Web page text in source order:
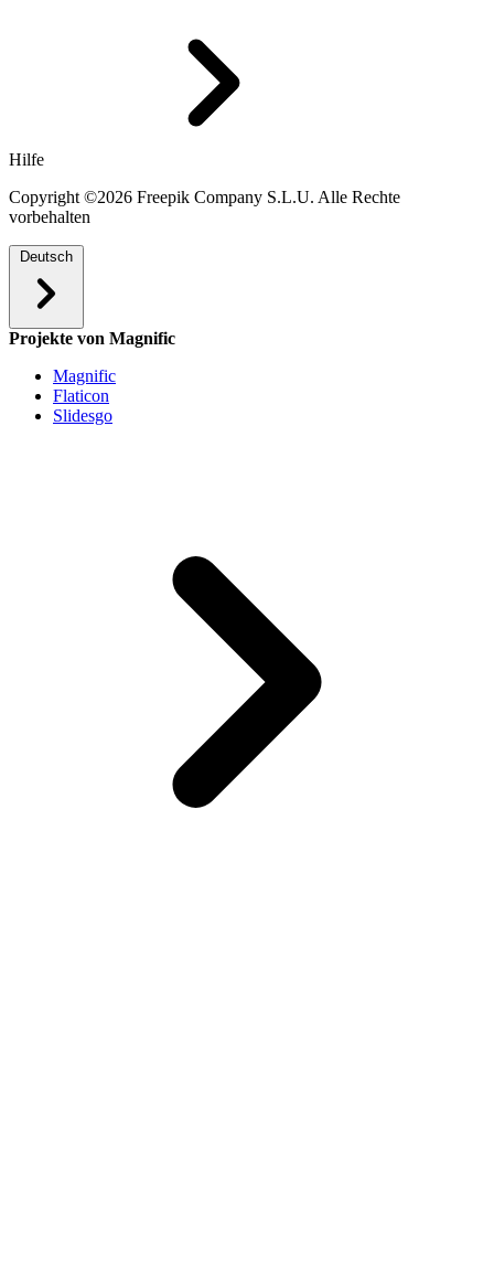
Hilfe
Copyright ©2026 Freepik Company S.L.U. Alle Rechte
vorbehalten
Deutsch
Projekte von Magnific
Magnific
Flaticon
Slidesgo